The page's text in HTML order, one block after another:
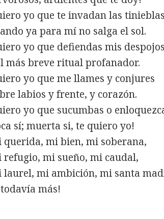
yo que te invadan las
ya para mí no salga el sol.
yo que defiendas mis despojos
más breve ritual profanador.
yo que me llames y conjures
labios y frente, y corazón.
yo que sucumbas o
sí; muerta si, te quiero yo!
querida, mi bien, mi soberana,
refugio, mi sueño, mi caudal,
laurel, mi ambición, mi santa
todavía más!